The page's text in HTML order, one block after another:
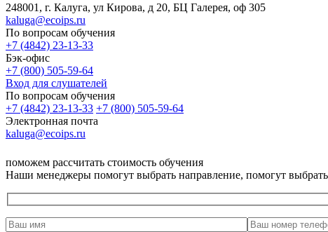
248001, г. Калуга, ул Кирова, д 20, БЦ Галерея, оф 305
kaluga@ecoips.ru
По вопросам обучения
+7 (4842) 23-13-33
Бэк-офис
+7 (800) 505-59-64
Вход для слушателей
По вопросам обучения
+7 (4842) 23-13-33 +7 (800) 505-59-64
Электронная почта
kaluga@ecoips.ru
поможем рассчитать стоимость обучения
Наши менеджеры помогут выбрать направление, помогут